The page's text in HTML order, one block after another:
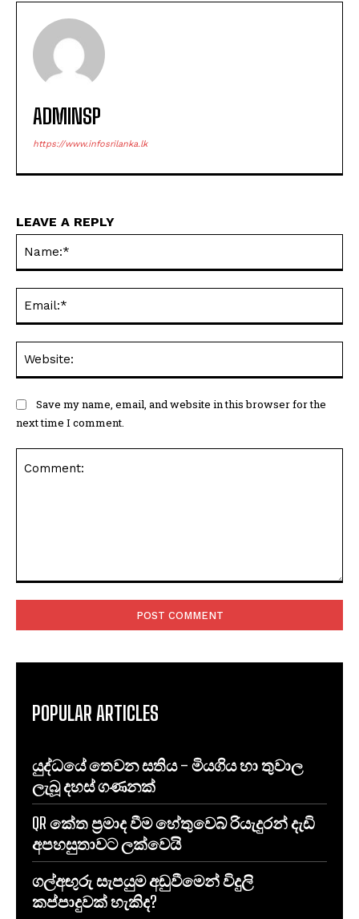
ADMINSP
https://www.infosrilanka.lk
LEAVE A REPLY
Save my name, email, and website in this browser for the
next time I comment.
POPULAR ARTICLES
යුද්ධයේ තෙවන සතිය – මියගිය හා තුවාල
ලැබූ දහස් ගණනක්
QR කේත ප්‍රමාද වීම හේතුවෙබ් රියැදුරන් දැඩි
අපහසුතාවට ලක්වෙයි
ගල්අඟුරු සැපයුම අඩුවීමෙන් විදුලි
කප්පාදුවක් හැකිද?